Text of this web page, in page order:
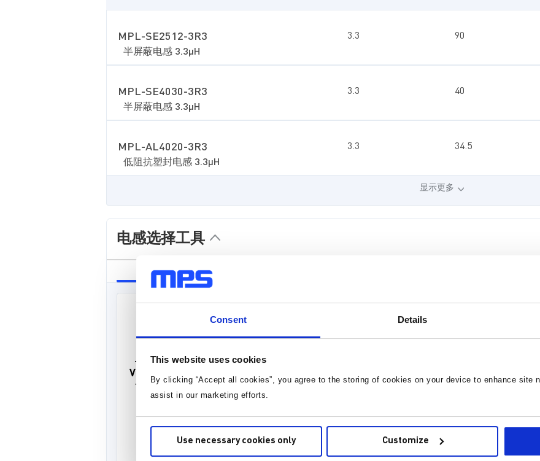
Consent Details
This website uses cookies
By clicking “Accept all cookies”, you agree to the storing of cookies on your device to enhance site
assist in our marketing efforts.
Use necessary cookies only Customize
MPL-SE2512-3R3
半屏蔽电感 3.3µH
3.3 90
MPL-SE4030-3R3
半屏蔽电感 3.3µH
3.3 40
MPL-AL4020-3R3
低阻抗塑封电感 3.3µH
3.3 34.5
显示更多
电感选择工具
同步降压
基于额定数值进行计算